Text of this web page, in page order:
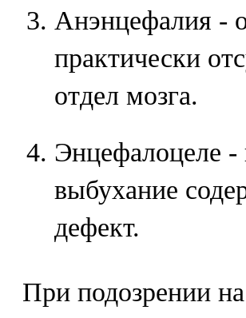
Анэнцефалия -
практически
отдел мозга.
Энцефалоцеле -
выбухание
дефект.
При подозрении